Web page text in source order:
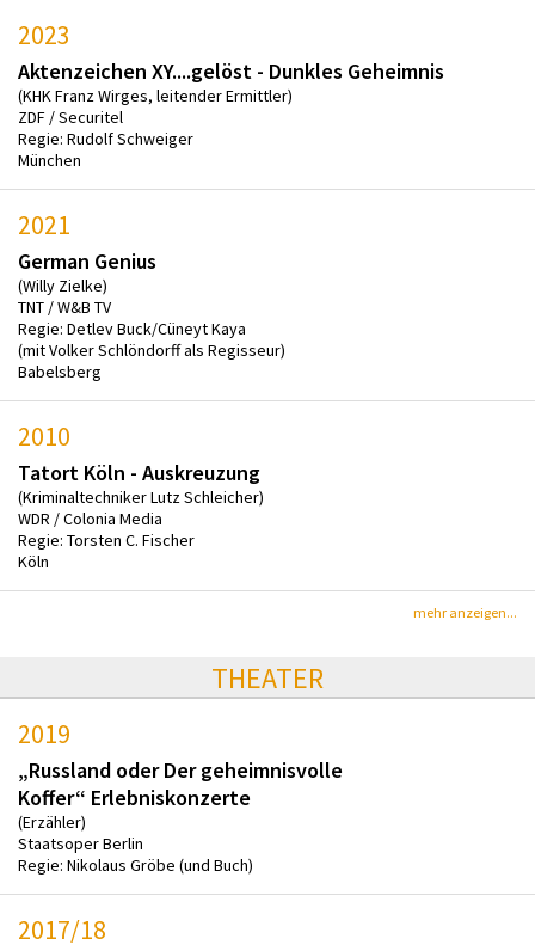
2023
Aktenzeichen XY....gelöst - Dunkles Geheimnis
(KHK Franz Wirges, leitender Ermittler)
ZDF / Securitel
Regie: Rudolf Schweiger
München
2021
German Genius
(Willy Zielke)
TNT / W&B TV
Regie: Detlev Buck/Cüneyt Kaya
(mit Volker Schlöndorff als Regisseur)
Babelsberg
2010
Tatort Köln - Auskreuzung
(Kriminaltechniker Lutz Schleicher)
WDR / Colonia Media
Regie: Torsten C. Fischer
Köln
mehr anzeigen...
THEATER
2019
„Russland oder Der geheimnisvolle
Koffer“ Erlebniskonzerte
(Erzähler)
Staatsoper Berlin
Regie: Nikolaus Gröbe (und Buch)
2017/18